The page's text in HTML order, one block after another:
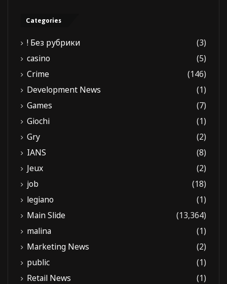
Categories
! Без рубрики
(3)
casino
(5)
Crime
(146)
Development News
(1)
Games
(7)
Giochi
(1)
Gry
(2)
IANS
(8)
Jeux
(2)
job
(18)
legiano
(1)
Main Slide
(13,364)
malina
(1)
Marketing News
(2)
public
(1)
Retail News
(1)